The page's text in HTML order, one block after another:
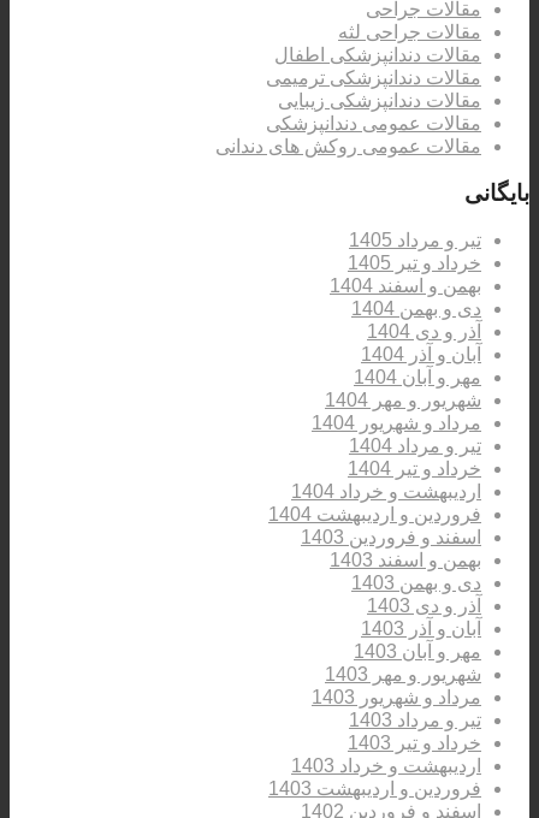
مقالات جراحی
مقالات جراحی لثه
مقالات دندانپزشکی اطفال
مقالات دندانپزشکی ترمیمی
مقالات دندانپزشکی زیبایی
مقالات عمومی دندانپزشکی
مقالات عمومی روکش های دندانی
بایگانی
تیر و مرداد 1405
خرداد و تیر 1405
بهمن و اسفند 1404
دی و بهمن 1404
آذر و دی 1404
آبان و آذر 1404
مهر و آبان 1404
شهریور و مهر 1404
مرداد و شهریور 1404
تیر و مرداد 1404
خرداد و تیر 1404
اردیبهشت و خرداد 1404
فروردین و اردیبهشت 1404
اسفند و فروردین 1403
بهمن و اسفند 1403
دی و بهمن 1403
آذر و دی 1403
آبان و آذر 1403
مهر و آبان 1403
شهریور و مهر 1403
مرداد و شهریور 1403
تیر و مرداد 1403
خرداد و تیر 1403
اردیبهشت و خرداد 1403
فروردین و اردیبهشت 1403
اسفند و فروردین 1402